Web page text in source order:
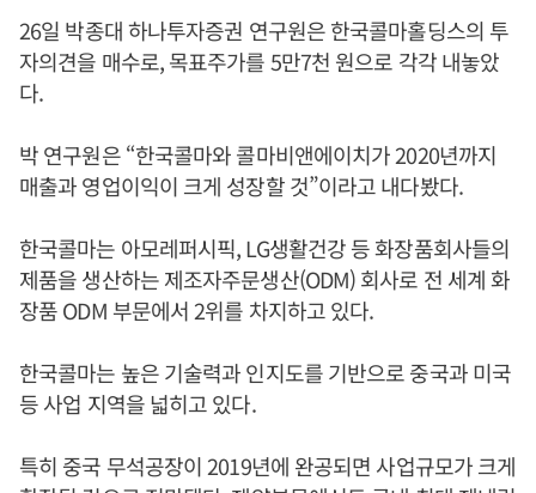
26일 박종대 하나투자증권 연구원은 한국콜마홀딩스의 투
자의견을 매수로, 목표주가를 5만7천 원으로 각각 내놓았
다.
박 연구원은 “한국콜마와 콜마비앤에이치가 2020년까지
매출과 영업이익이 크게 성장할 것”이라고 내다봤다.
한국콜마는 아모레퍼시픽, LG생활건강 등 화장품회사들의
제품을 생산하는 제조자주문생산(ODM) 회사로 전 세계 화
장품 ODM 부문에서 2위를 차지하고 있다.
한국콜마는 높은 기술력과 인지도를 기반으로 중국과 미국
등 사업 지역을 넓히고 있다.
특히 중국 무석공장이 2019년에 완공되면 사업규모가 크게